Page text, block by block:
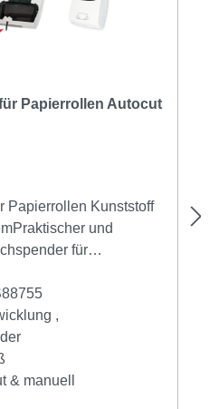
Papierrollen Autocut
Papierrollen Kunststoff
und
für
das Papier
Handtuch-Papier
ist für Rollen mit
konstruiert, weiß und
,
& manuell